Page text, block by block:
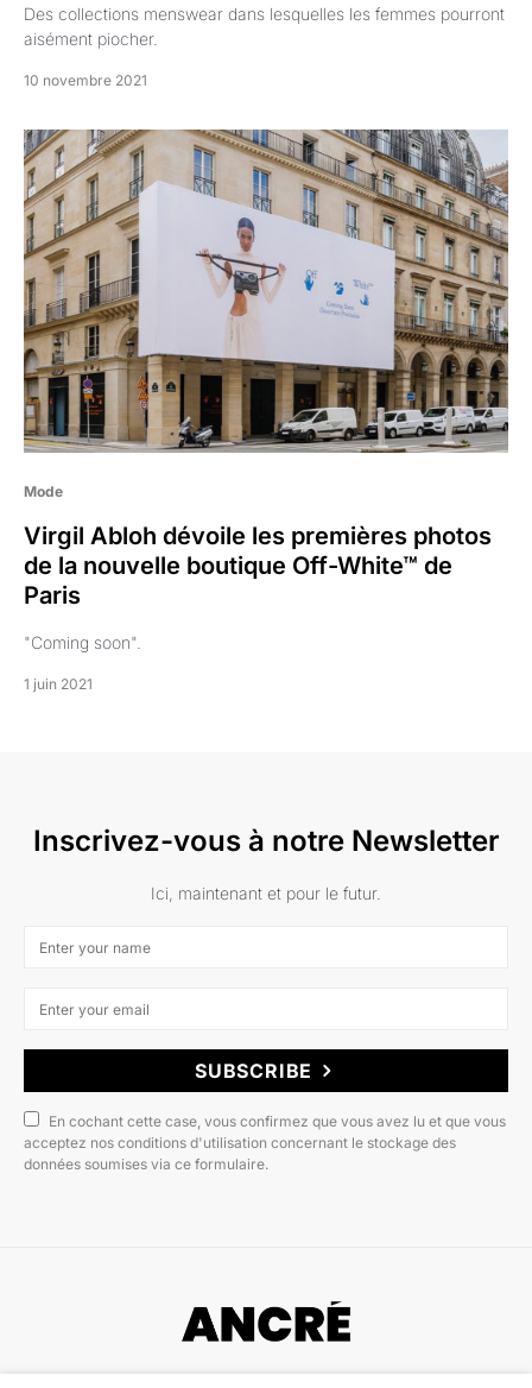
Des collections menswear dans lesquelles les femmes pourront
aisément piocher.
10 novembre 2021
Mode
Virgil Abloh dévoile les premières photos
de la nouvelle boutique Off-White™ de
Paris
"Coming soon".
1 juin 2021
Inscrivez-vous à notre Newsletter
Ici, maintenant et pour le futur.
SUBSCRIBE
En cochant cette case, vous confirmez que vous avez lu et que vous
acceptez nos conditions d'utilisation concernant le stockage des
données soumises via ce formulaire.